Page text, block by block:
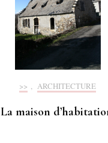
>> , ARCHITECTURE
La maison